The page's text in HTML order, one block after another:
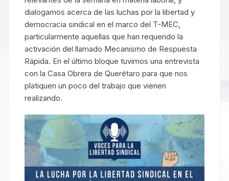
dialogamos acerca de las luchas por la libertad y
democracia sindical en el marco del T-MEC,
particularmente aquellas que han requerido la
activación del llamado Mecanismo de Respuesta
Rápida. En el último bloque tuvimos una entrevista
con la Casa Obrera de Querétaro para que nos
platiquen un poco del trabajo que vienen
realizando.